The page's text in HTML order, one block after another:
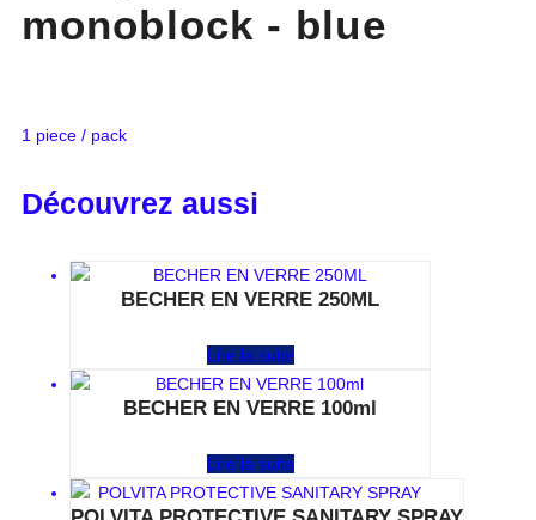
monoblock - blue
1 piece / pack
Découvrez aussi
BECHER EN VERRE 250ML
Lire la suite
BECHER EN VERRE 100ml
Lire la suite